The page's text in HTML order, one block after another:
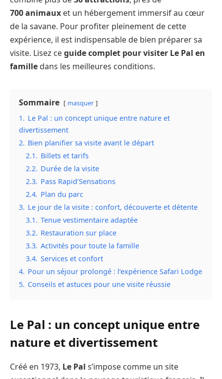
700 animaux et un hébergement immersif au cœur
de la savane. Pour profiter pleinement de cette
expérience, il est indispensable de bien préparer sa
visite. Lisez ceguide complet pour visiter Le Pal en
famille dans les meilleures conditions.
Sommaire masquer
1. Le Pal : un concept unique entre nature et
divertissement
2. Bien planifier sa visite avant le départ
2.1. Billets et tarifs
2.2. Durée de la visite
2.3. Pass Rapid’Sensations
2.4. Plan du parc
3. Le jour de la visite : confort, découverte et détente
3.1. Tenue vestimentaire adaptée
3.2. Restauration sur place
3.3. Activités pour toute la famille
3.4. Services et confort
4. Pour un séjour prolongé : l’expérience Safari Lodge
5. Conseils et astuces pour une visite réussie
Le Pal : un concept unique entre
nature et divertissement
Créé en 1973, Le Pal s’impose comme un site